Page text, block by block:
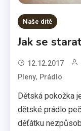
Naše dítě
Jak se
12.12.2017
Pleny, Prádlo
Dětská pokožka
dětské prádlo
děťátku